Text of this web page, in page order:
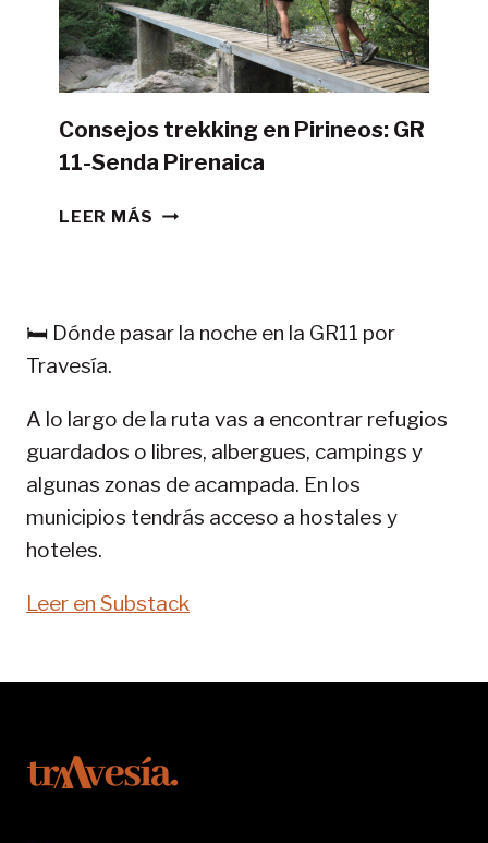
CAMPAÑA?
Consejos trekking en Pirineos: GR
11-Senda Pirenaica
LEER MÁS CONSEJOS
11-
🛏️ Dónde pasar la noche en la GR11 por
Travesía.
A lo largo de la ruta vas a encontrar refugios
guardados o libres, albergues, campings y
algunas zonas de acampada. En los
municipios tendrás acceso a hostales y
hoteles.
Leer en Substack